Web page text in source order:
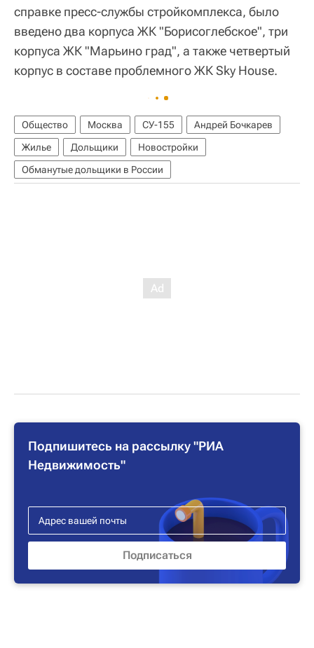
справке пресс-службы стройкомплекса, было
введено два корпуса ЖК "Борисоглебское", три
корпуса ЖК "Марьино град", а также четвертый
корпус в составе проблемного ЖК Sky House.
Общество Москва СУ-155
Андрей Бочкарев
Жилье
Дольщики
Новостройки
Обманутые дольщики в России
Подпишитесь на рассылку "РИА
Недвижимость"